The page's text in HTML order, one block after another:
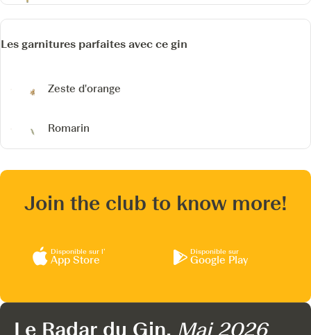
Les garnitures parfaites avec ce gin
Zeste d'orange
Romarin
Join the club to know more!
Disponible sur l’
App Store
Disponible sur
Google Play
Le Radar du Gin, Mai 2026